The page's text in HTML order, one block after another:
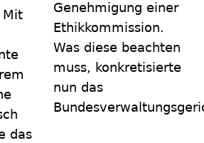
Mit
das
Genehmigung einer
Ethikkommission.
Was diese beachten
muss, konkretisierte
nun das